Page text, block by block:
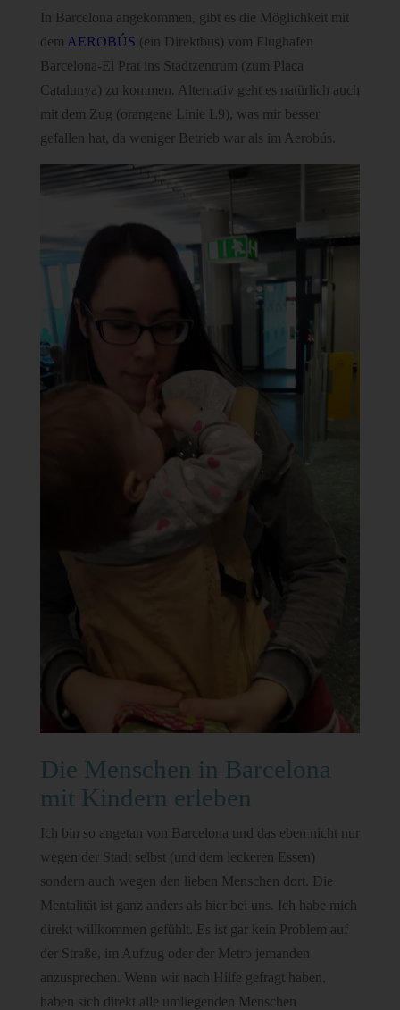
In Barcelona angekommen, gibt es die Möglichkeit mit
dem AEROBÚS (ein Direktbus) vom Flughafen
Barcelona-El Prat ins Stadtzentrum (zum Placa
Catalunya) zu kommen. Alternativ geht es natürlich auch
mit dem Zug (orangene Linie L9), was mir besser
gefallen hat, da weniger Betrieb war als im Aerobús.
Die Menschen in Barcelona
mit Kindern erleben
Ich bin so angetan von Barcelona und das eben nicht nur
wegen der Stadt selbst (und dem leckeren Essen)
sondern auch wegen den lieben Menschen dort. Die
Mentalität ist ganz anders als hier bei uns. Ich habe mich
direkt willkommen gefühlt. Es ist gar kein Problem auf
der Straße, im Aufzug oder der Metro jemanden
anzusprechen. Wenn wir nach Hilfe gefragt haben,
haben sich direkt alle umliegenden Menschen